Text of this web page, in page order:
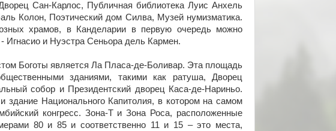
Сан-Карлос, Публичная библиотека Луис Анхель
Колон, Поэтический дом Силва, Музей нумизматика.
храмов, в Канделарии в первую очередь можно
Игнасио и Нуэстра Сеньора дель Кармен.
Боготы является Ла Пласа-де-Боливар. Эта площадь
зданиями, такими как ратуша, Дворец
собор и Президентский дворец Каса-де-Нариньо.
здание Национального Капитолия, в котором на самом
конгресс. Зона-Т и Зона Роса, расположенные
80 и 85 и соответственно 11 и 15 – это места,